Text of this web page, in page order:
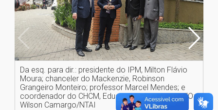
Da esq. para dir.: presidente do IPM, Milton Flávio
Moura; chanceler do Mackenzie, Robinson
Grangeiro Monteiro; professor Marcel Mendes; e
coordenador do CHCM, Eduardo Abrunhosa. FOTO:
Wilson Camargo/NTAI